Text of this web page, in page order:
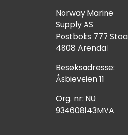
Norway Marine
Supply AS
Postboks 777 Stoa
4808 Arendal
Besøksadresse:
Åsbieveien 11
Org. nr: N0
934608143MVA